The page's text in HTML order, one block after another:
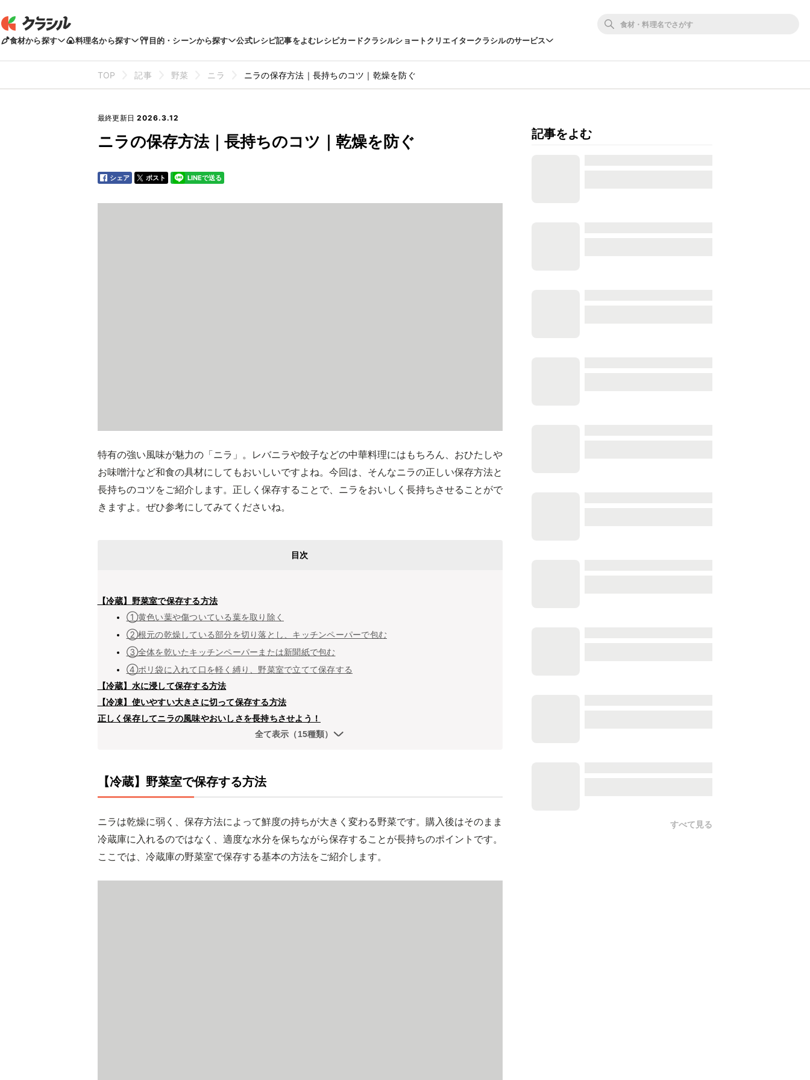
食材から探す 料理名から探す 目的・シーンから探す 公式レシピ記事をよむレシピカードクラシルショートクリエイタークラシルのサービス
TOP 記事 野菜 ニラ ニラの保存方法｜長持ちのコツ｜乾燥を防ぐ
最終更新日 2026.3.12
ニラの保存方法｜長持ちのコツ｜乾燥を防ぐ
シェア ポスト LINEで送る
特有の強い風味が魅力の「ニラ」。レバニラや餃子などの中華料理にはもちろん、おひたしや
お味噌汁など和食の具材にしてもおいしいですよね。今回は、そんなニラの正しい保存方法と
長持ちのコツをご紹介します。正しく保存することで、ニラをおいしく長持ちさせることがで
きますよ。ぜひ参考にしてみてくださいね。
目次
【冷蔵】野菜室で保存する方法
①黄色い葉や傷ついている葉を取り除く
②根元の乾燥している部分を切り落とし、キッチンペーパーで包む
③全体を乾いたキッチンペーパーまたは新聞紙で包む
④ポリ袋に入れて口を軽く縛り、野菜室で立てて保存する
【冷蔵】水に浸して保存する方法
【冷凍】使いやすい大きさに切って保存する方法
正しく保存してニラの風味やおいしさを長持ちさせよう！
全て表示（15種類）
【冷蔵】野菜室で保存する方法
ニラは乾燥に弱く、保存方法によって鮮度の持ちが大きく変わる野菜です。購入後はそのまま
冷蔵庫に入れるのではなく、適度な水分を保ちながら保存することが長持ちのポイントです。
ここでは、冷蔵庫の野菜室で保存する基本の方法をご紹介します。
記事をよむ
すべて見る